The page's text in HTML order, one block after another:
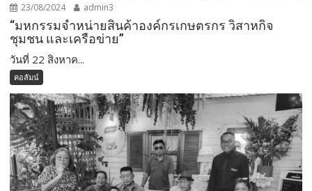
23/08/2024 admin3
“มหกรรมจำหน่ายสินค้าองค์กรเกษตรกร วิสาหกิจ
ชุมชน และเครือข่าย”
วันที่ 22 สิงหาค...
คอลัมน์